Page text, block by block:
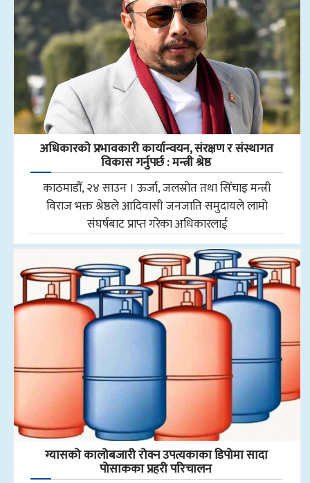
अधिकारकाे प्रभावकारी कार्यान्वयन, संरक्षण र संस्थागत
विकास गर्नुपर्छ : मन्त्री श्रेष्ठ
काठमाडौँ, २४ साउन । ऊर्जा, जलस्रोत तथा सिँचाइ मन्त्री
विराज भक्त श्रेष्ठले आदिवासी जनजाति समुदायले लामो
संघर्षबाट प्राप्त गरेका अधिकारलाई
ग्यासको कालोबजारी रोक्न उपत्यकाका डिपोमा सादा
पोसाकका प्रहरी परिचालन